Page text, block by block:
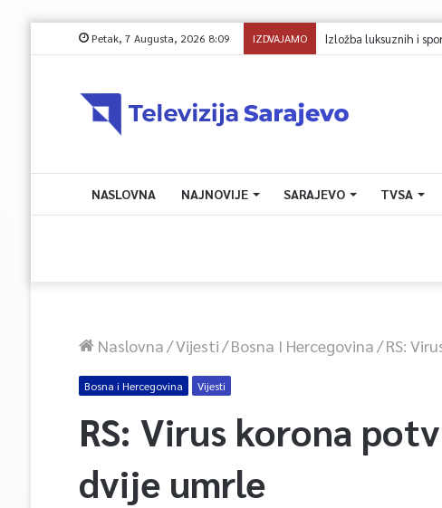
Petak, 7 Augusta, 2026 8:09 IZDVAJAMO
NASLOVNA NAJNOVIJE SARAJEVO TVSA
Naslovna/Vijesti/Bosna I Hercegovina/RS:
Bosna i Hercegovina Vijesti
RS: Virus korona
dvije umrle